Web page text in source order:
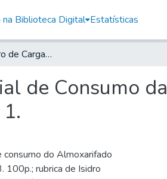
na Biblioteca Digital Estatísticas
Livro de Registro de Carga e Descarga do Material de Consumo da Estação Experimental de Botucatu (1942-1943), 1.
de Consumo da
do Almoxarifado
rubrica de Isidro